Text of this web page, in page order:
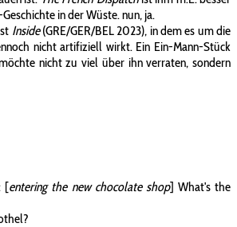
in der Wüste. nun, ja.
Inside(GRE/GER/BEL 2023), in dem es um die
nicht artifiziell wirkt. Ein Ein-Mann-Stück
nicht zu viel über ihn verraten, sondern
[entering the new chocolate shop] What's the